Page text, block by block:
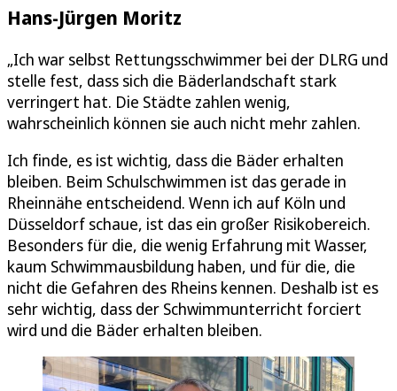
Hans-Jürgen Moritz
„Ich war selbst Rettungsschwimmer bei der DLRG und
stelle fest, dass sich die Bäderlandschaft stark
verringert hat. Die Städte zahlen wenig,
wahrscheinlich können sie auch nicht mehr zahlen.
Ich finde, es ist wichtig, dass die Bäder erhalten
bleiben. Beim Schulschwimmen ist das gerade in
Rheinnähe entscheidend. Wenn ich auf Köln und
Düsseldorf schaue, ist das ein großer Risikobereich.
Besonders für die, die wenig Erfahrung mit Wasser,
kaum Schwimmausbildung haben, und für die, die
nicht die Gefahren des Rheins kennen. Deshalb ist es
sehr wichtig, dass der Schwimmunterricht forciert
wird und die Bäder erhalten bleiben.